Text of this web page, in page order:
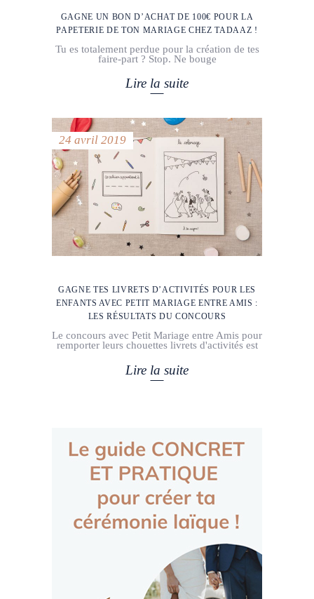
GAGNE UN BON D’ACHAT DE 100€ POUR LA
PAPETERIE DE TON MARIAGE CHEZ TADAAZ !
Tu es totalement perdue pour la création de tes
faire-part ? Stop. Ne bouge
Lire la suite
24 avril 2019
GAGNE TES LIVRETS D’ACTIVITÉS POUR LES
ENFANTS AVEC PETIT MARIAGE ENTRE AMIS :
LES RÉSULTATS DU CONCOURS
Le concours avec Petit Mariage entre Amis pour
remporter leurs chouettes livrets d'activités est
Lire la suite